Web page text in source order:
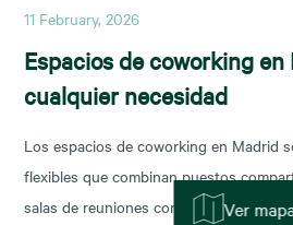
Ver
11 February, 2026
Espacios de coworking
cualquier necesidad
Los espacios de coworking en Madrid
flexibles que combinan puestos
salas de reuniones con servicios